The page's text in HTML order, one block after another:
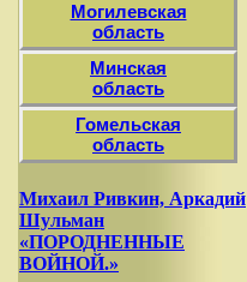
Могилевская
область
Минская
область
Гомельская
область
Михаил Ривкин, Аркадий
Шульман
«ПОРОДНЕННЫЕ
ВОЙНОЙ.»